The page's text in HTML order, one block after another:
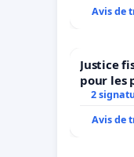
Avis de
Justice
pour les
2
Avis de